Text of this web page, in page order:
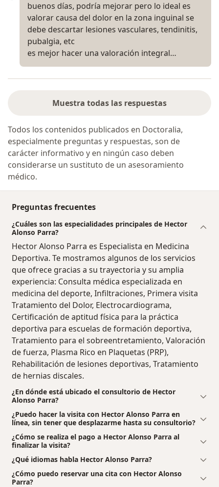
buenos días, podría mejorar pero lo ideal es
valorar causa del dolor en la zona inguinal se
debe descartar lesiones vasculares, tendinitis,
pubalgia, etc
es mejor hacer una valoración integral…
Muestra todas las respuestas
Todos los contenidos publicados en Doctoralia,
especialmente preguntas y respuestas, son de
carácter informativo y en ningún caso deben
considerarse un sustituto de un asesoramiento
médico.
Preguntas frecuentes
¿Cuáles son las especialidades principales de Hector
Alonso Parra?
Hector Alonso Parra es Especialista en Medicina
Deportiva. Te mostramos algunos de los servicios
que ofrece gracias a su trayectoria y su amplia
experiencia: Consulta médica especializada en
medicina del deporte, Infiltraciones, Primera visita
Tratamiento del Dolor, Electrocardiograma,
Certificación de aptitud física para la práctica
deportiva para escuelas de formación deportiva,
Tratamiento para el sobreentretamiento, Valoración
de fuerza, Plasma Rico en Plaquetas (PRP),
Rehabilitación de lesiones deportivas, Tratamiento
de hernias discales.
¿En dónde está ubicado el consultorio de Hector
Alonso Parra?
¿Puedo hacer la visita con Hector Alonso Parra en
línea, sin tener que desplazarme hasta su consultorio?
¿Cómo se realiza el pago a Hector Alonso Parra al
finalizar la visita?
¿Qué idiomas habla Hector Alonso Parra?
¿Cómo puedo reservar una cita con Hector Alonso
Parra?